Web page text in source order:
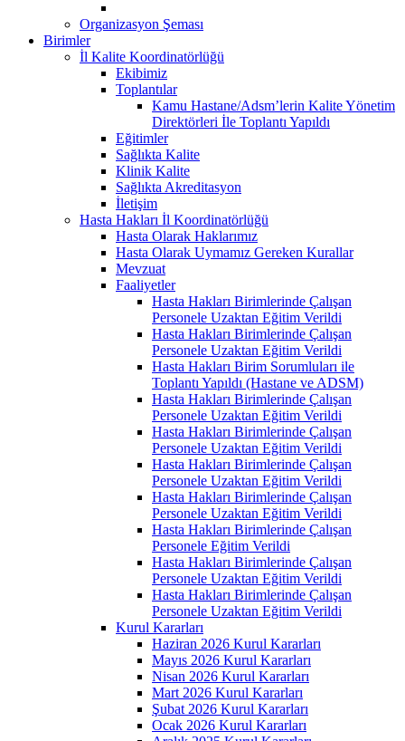
Organizasyon Şeması
Birimler
İl Kalite Koordinatörlüğü
Ekibimiz
Toplantılar
Kamu Hastane/Adsm’lerin Kalite Yönetim
Direktörleri İle Toplantı Yapıldı
Eğitimler
Sağlıkta Kalite
Klinik Kalite
Sağlıkta Akreditasyon
İletişim
Hasta Hakları İl Koordinatörlüğü
Hasta Olarak Haklarımız
Hasta Olarak Uymamız Gereken Kurallar
Mevzuat
Faaliyetler
Hasta Hakları Birimlerinde Çalışan
Personele Uzaktan Eğitim Verildi
Hasta Hakları Birimlerinde Çalışan
Personele Uzaktan Eğitim Verildi
Hasta Hakları Birim Sorumluları ile
Toplantı Yapıldı (Hastane ve ADSM)
Hasta Hakları Birimlerinde Çalışan
Personele Uzaktan Eğitim Verildi
Hasta Hakları Birimlerinde Çalışan
Personele Uzaktan Eğitim Verildi
Hasta Hakları Birimlerinde Çalışan
Personele Uzaktan Eğitim Verildi
Hasta Hakları Birimlerinde Çalışan
Personele Uzaktan Eğitim Verildi
Hasta Hakları Birimlerinde Çalışan
Personele Eğitim Verildi
Hasta Hakları Birimlerinde Çalışan
Personele Uzaktan Eğitim Verildi
Hasta Hakları Birimlerinde Çalışan
Personele Uzaktan Eğitim Verildi
Kurul Kararları
Haziran 2026 Kurul Kararları
Mayıs 2026 Kurul Kararları
Nisan 2026 Kurul Kararları
Mart 2026 Kurul Kararları
Şubat 2026 Kurul Kararları
Ocak 2026 Kurul Kararları